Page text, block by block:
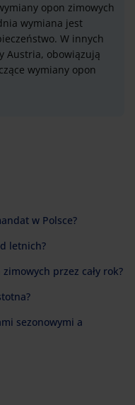
opon zimowych
wymiana jest
W innych
Austria, obowiązują
wymiany opon
w Polsce?
letnich?
przez cały rok?
sezonowymi a